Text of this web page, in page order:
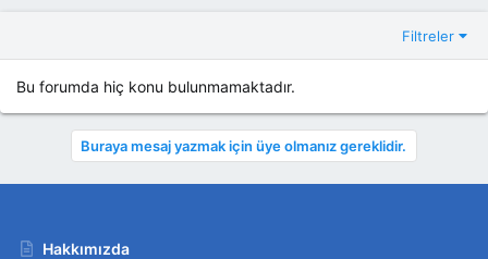
Filtreler
Bu forumda hiç konu bulunmamaktadır.
Buraya mesaj yazmak için üye olmanız gereklidir.
Hakkımızda